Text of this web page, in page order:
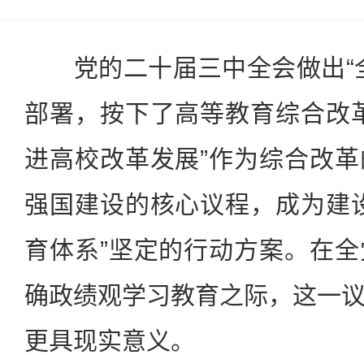
党的二十届三中全会做出“
部署，按下了高等教育综合改
进高校改革发展”作为综合改
强国建设的核心议程，成为建
育体系”坚定的行动方案。在
确政绩观学习教育之际，这一
更具现实意义。